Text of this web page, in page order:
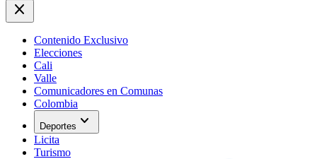
close
Contenido Exclusivo
Elecciones
Cali
Valle
Comunicadores en Comunas
Colombia
Deportes expand_more
Licita
Turismo